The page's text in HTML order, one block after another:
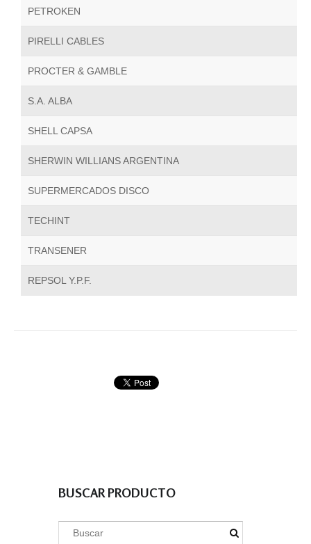
PETROKEN
PIRELLI CABLES
PROCTER & GAMBLE
S.A. ALBA
SHELL CAPSA
SHERWIN WILLIANS ARGENTINA
SUPERMERCADOS DISCO
TECHINT
TRANSENER
REPSOL Y.P.F.
BUSCAR PRODUCTO